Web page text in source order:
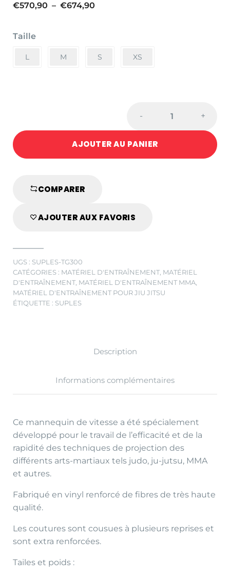
€570,90 – €674,90
à
Taille
L M S XS
RAPIDITE
ROUGE
quantité
- +
AJOUTER AU PANIER
COMPARER
AJOUTER AUX FAVORIS
UGS : SUPLES-TG300
CATÉGORIES : MATÉRIEL D'ENTRAÎNEMENT, MATÉRIEL
D'ENTRAÎNEMENT, MATÉRIEL D'ENTRAÎNEMENT MMA
MATÉRIEL D'ENTRAÎNEMENT POUR JIU JITSU
ÉTIQUETTE : SUPLES
Description
Informations complémentaires
Ce mannequin de vitesse a été spécialement
développé pour le travail de l’efficacité et de la
rapidité des techniques de projection des
différents arts-martiaux tels judo, ju-jutsu, MMA
et autres.
Fabriqué en vinyl renforcé de fibres de très haute
qualité.
Les coutures sont cousues à plusieurs reprises et
sont extra renforcées.
Tailes et poids :